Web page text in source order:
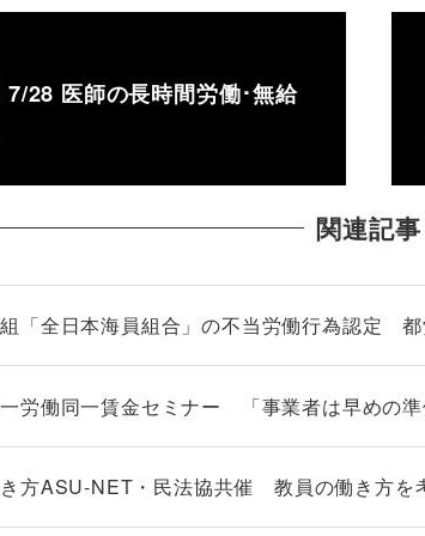
7/28 医師の長時間労働･無給
関連記事
「全日本海員組合」の不当労働行為認定
労働同一賃金セミナー 「事業者は早めの
方ASU-NET・民法協共催 教員の働き方を